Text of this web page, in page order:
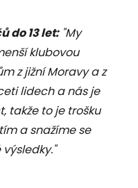
do 13 let:"My
klubovou
z jižní Moravy a z
lidech a nás je
takže to je trošku
a snažíme se